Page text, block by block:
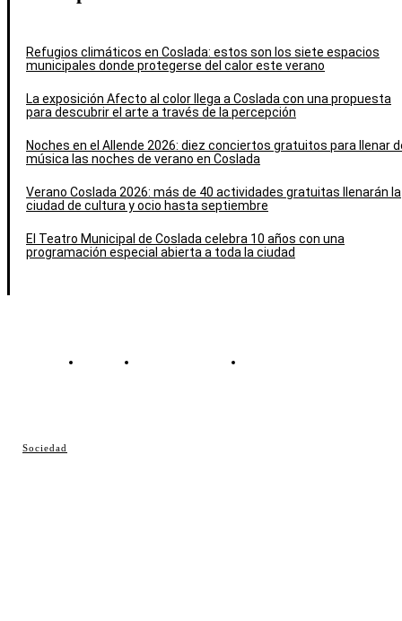
Sociedad
Refugios climáticos en Coslada: estos son los siete espacios
municipales donde protegerse del calor este verano
La exposición Afecto al color llega a Coslada con una propuesta
para descubrir el arte a través de la percepción
Noches en el Allende 2026: diez conciertos gratuitos para llenar
música las noches de verano en Coslada
Verano Coslada 2026: más de 40 actividades gratuitas llenarán la
ciudad de cultura y ocio hasta septiembre
El Teatro Municipal de Coslada celebra 10 años con una
programación especial abierta a toda la ciudad
Contacto Política de cookies